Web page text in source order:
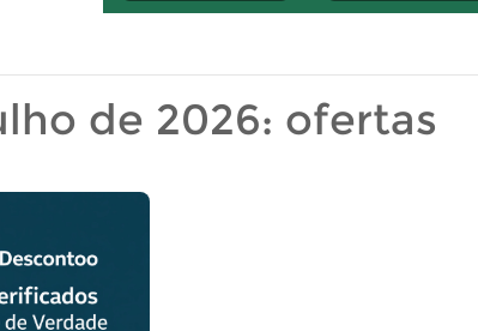
de 2026: ofertas